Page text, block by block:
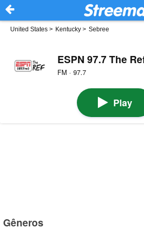
United States > Kentucky > Sebree
ESPN 97.7 The
FM · 97.7
Play
Gêneros